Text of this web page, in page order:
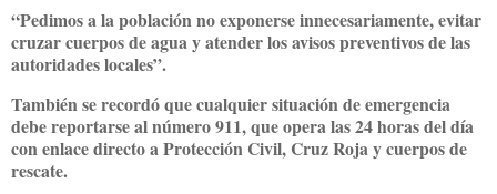
“Pedimos a la población no exponerse innecesariamente, evitar
cruzar cuerpos de agua y atender los avisos preventivos de las
autoridades locales”.
También se recordó que cualquier situación de emergencia
debe reportarse al número911, que opera las 24 horas del día
con enlace directo a Protección Civil, Cruz Roja y cuerpos de
rescate.